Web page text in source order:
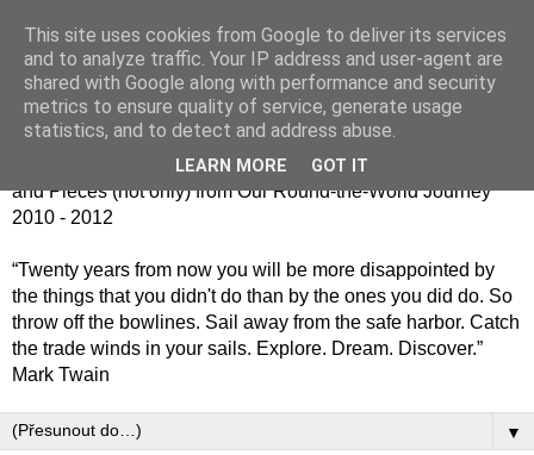
Jiný kafe - cesta kolem
světa jinak
Střípky (nejen) z naší cesty kolem světa 2010 - 2012 / Bits
and Pieces (not only) from Our Round-the-World Journey
2010 - 2012
“Twenty years from now you will be more disappointed by
the things that you didn't do than by the ones you did do. So
throw off the bowlines. Sail away from the safe harbor. Catch
the trade winds in your sails. Explore. Dream. Discover.”
Mark Twain
▼
This site uses cookies from Google to deliver its services
and to analyze traffic. Your IP address and user-agent are
shared with Google along with performance and security
metrics to ensure quality of service, generate usage
statistics, and to detect and address abuse.
LEARN MORE GOT IT